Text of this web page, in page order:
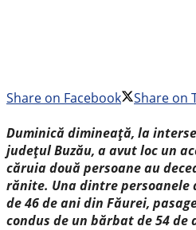
Share on Facebook
Share on
Duminică dimineață, la
județul Buzău, a avut loc un
căruia două persoane au
rănite. Una dintre persoanele
de 46 de ani din Făurei,
condus de un bărbat de 54 de